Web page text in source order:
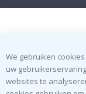
We gebruiken
uw
websites te